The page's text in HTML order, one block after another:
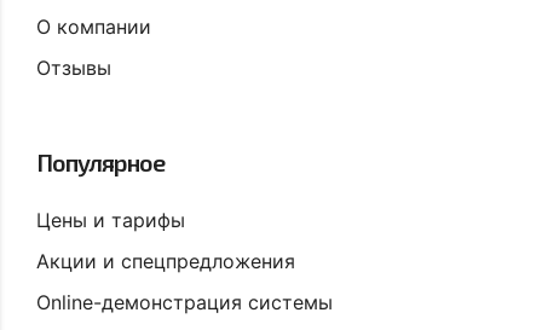
О компании
Отзывы
Популярное
Цены и тарифы
Акции и спецпредложения
Online-демонстрация системы